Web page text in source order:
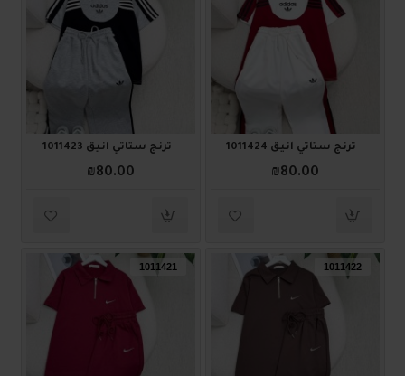
ترنج ستاتي أنيق 1011424
₪80.00
ترنج ستاتي أنيق 1011423
₪80.00
1011422
1011421